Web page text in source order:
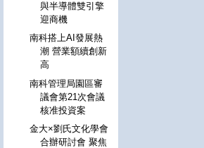
與半導體雙引擎
迎商機
南科搭上AI發展熱
潮 營業額續創新
高
南科管理局園區審
議會第21次會議
核准投資案
金大×劉氏文化學會
合辦研討會 聚焦